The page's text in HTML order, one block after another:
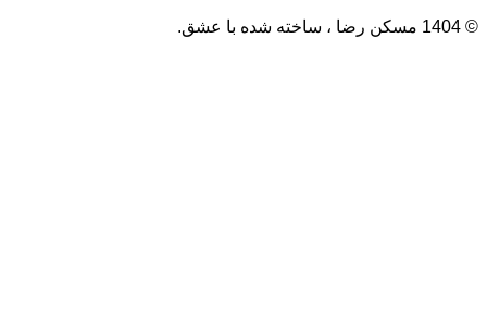
© 1404 مسکن رضا ، ساخته شده با عشق.